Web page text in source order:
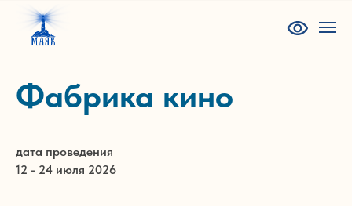
Фабрика кино
дата проведения
12 - 24 июля 2026